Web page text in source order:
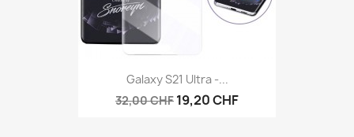
Galaxy S21 Ultra -...
32,00 CHF 19,20 CHF